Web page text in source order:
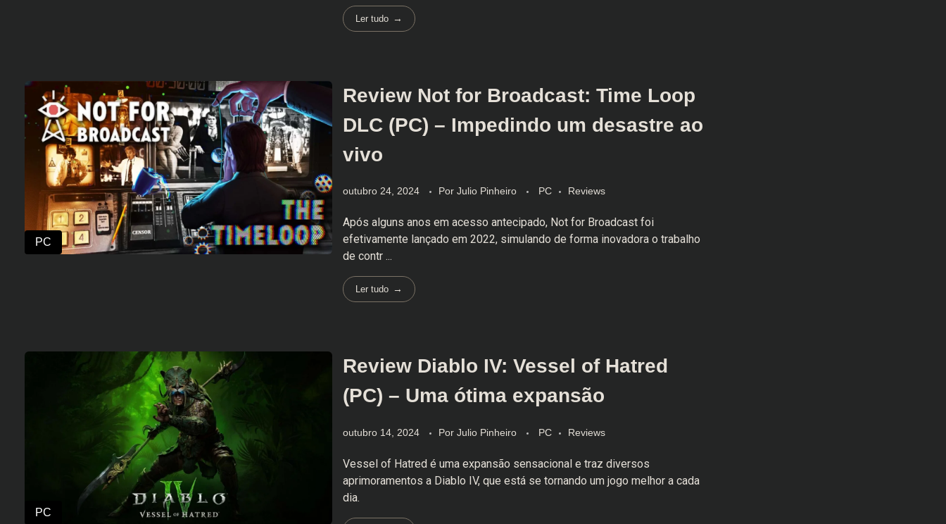
Ler tudo
Review Not for Broadcast: Time Loop
DLC (PC) – Impedindo um desastre ao
vivo
outubro 24, 2024 Por Julio Pinheiro PC Reviews
Após alguns anos em acesso antecipado, Not for Broadcast foi
efetivamente lançado em 2022, simulando de forma inovadora o trabalho
de contr ...
Ler tudo
Review Diablo IV: Vessel of Hatred
(PC) – Uma ótima expansão
outubro 14, 2024 Por Julio Pinheiro PC Reviews
Vessel of Hatred é uma expansão sensacional e traz diversos
aprimoramentos a Diablo IV, que está se tornando um jogo melhor a cada
dia.